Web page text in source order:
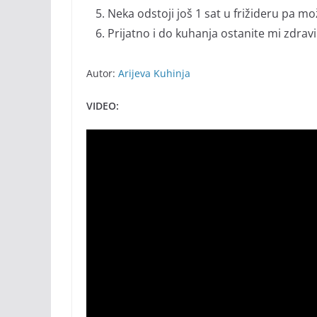
Neka odstoji još 1 sat u frižideru pa
Prijatno i do kuhanja ostanite mi
Autor: Arijeva Kuhinja
VIDEO: